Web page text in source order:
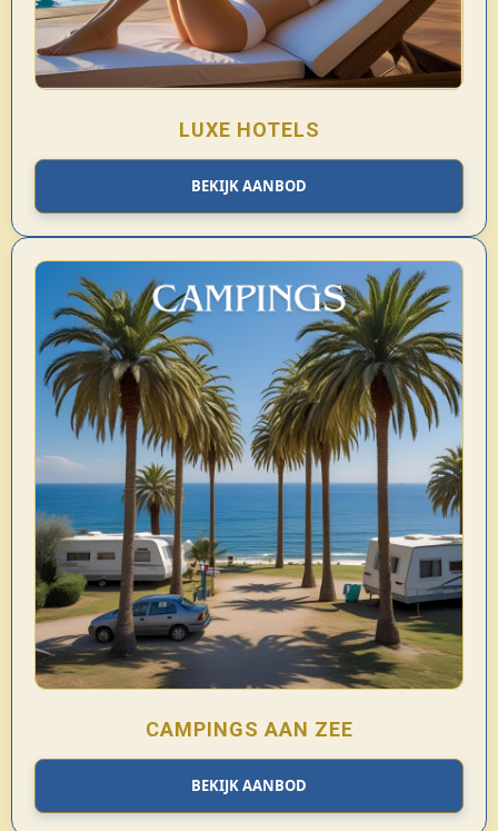
LUXE HOTELS
BEKIJK AANBOD
CAMPINGS AAN ZEE
BEKIJK AANBOD